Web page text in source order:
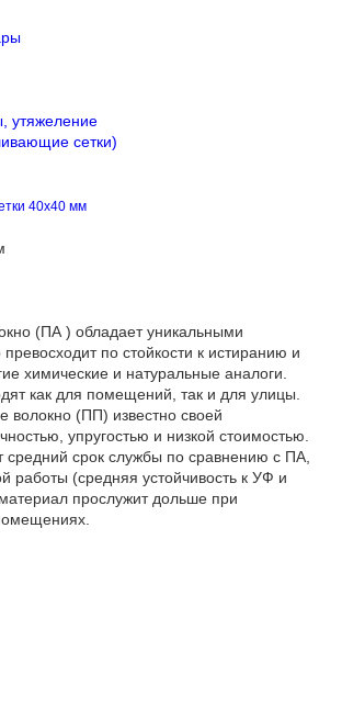
утяжеление
сетки)
40x40 мм
(ПА ) обладает уникальными
по стойкости к истиранию и
химические и натуральные аналоги.
как для помещений, так и для улицы.
волокно (ПП) известно своей
упругостью и низкой стоимостью.
средний срок службы по сравнению с ПА,
работы (средняя устойчивость к УФ и
прослужит дольше при